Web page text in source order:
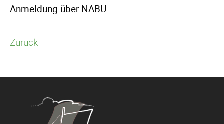
Anmeldung über NABU
Zurück